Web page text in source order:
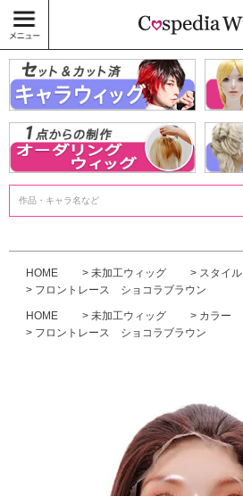
〜
商品タグ
キャラウィッグ
未加工ウィッグ
ベースウィッグ
衣装
SALE中
HOME 未加工ウィッグ スタイル
フロントレース ショコラブラウン
HOME 未加工ウィッグ カラー
フロントレース ショコラブラウン